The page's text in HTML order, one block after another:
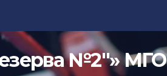
№2"» МГО